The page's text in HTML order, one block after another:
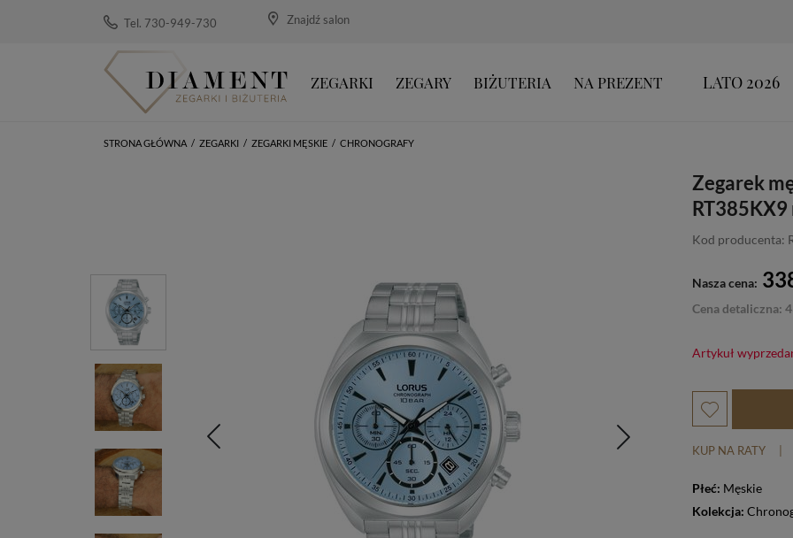
Tel. 730-949-730 Znajdź salon
ZEGARKI ZEGARY BIŻUTERIA NA PREZENT LATO 2026
STRONA GŁÓWNA / ZEGARKI / ZEGARKI MĘSKIE / CHRONOGRAFY
Zegarek
Kod producenta:
Nasza cena:
Cena detaliczna:
Artykuł
KUP NA RATY
Płeć: Męskie
Kolekcja: